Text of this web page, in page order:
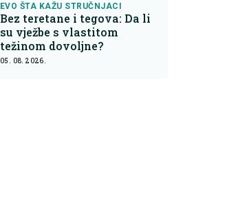
EVO ŠTA KAŽU STRUČNJACI
Bez teretane i tegova: Da li
su vježbe s vlastitom
težinom dovoljne?
05. 08. 2026.